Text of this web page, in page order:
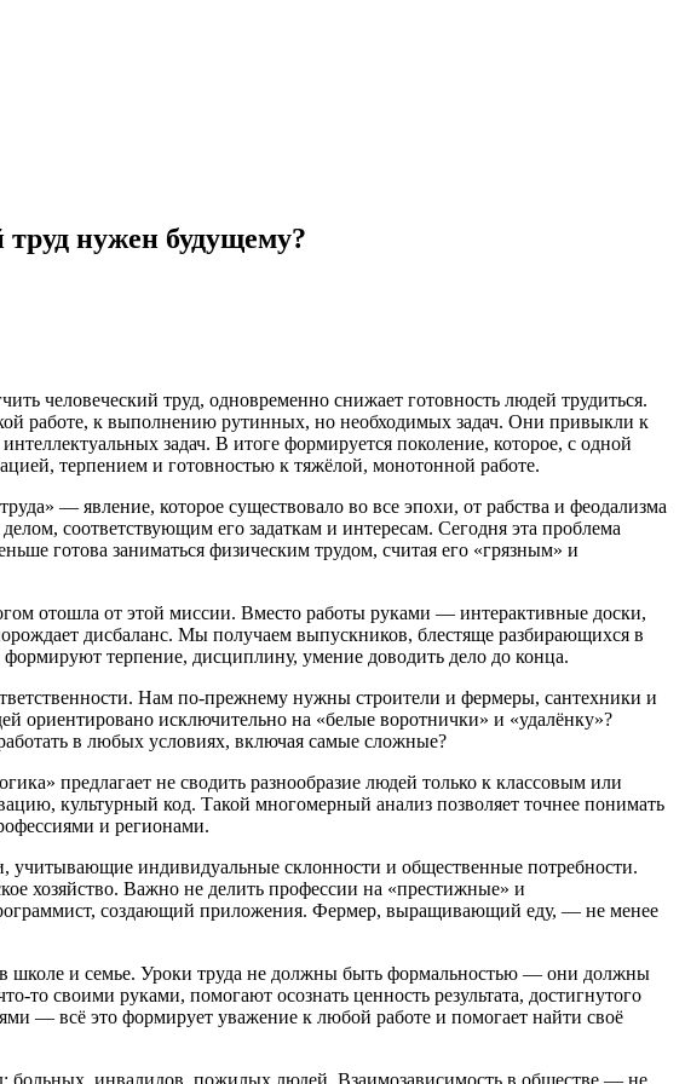
нужен будущему?
человеческий труд, одновременно снижает готовность людей трудиться.
работе, к выполнению рутинных, но необходимых задач. Они привыкли к
задач. В итоге формируется поколение, которое, с одной
терпением и готовностью к тяжёлой, монотонной работе.
— явление, которое существовало во все эпохи, от рабства и феодализма
соответствующим его задаткам и интересам. Сегодня эта проблема
готова заниматься физическим трудом, считая его «грязным» и
отошла от этой миссии. Вместо работы руками — интерактивные доски,
дисбаланс. Мы получаем выпускников, блестяще разбирающихся в
терпение, дисциплину, умение доводить дело до конца.
Нам по‑прежнему нужны строители и фермеры, сантехники и
ориентировано исключительно на «белые воротнички» и «удалёнку»?
в любых условиях, включая самые сложные?
предлагает не сводить разнообразие людей только к классовым или
культурный код. Такой многомерный анализ позволяет точнее понимать
и регионами.
учитывающие индивидуальные склонности и общественные потребности.
хозяйство. Важно не делить профессии на «престижные» и
создающий приложения. Фермер, выращивающий еду, — не менее
школе и семье. Уроки труда не должны быть формальностью — они должны
своими руками, помогают осознать ценность результата, достигнутого
— всё это формирует уважение к любой работе и помогает найти своё
больных, инвалидов, пожилых людей. Взаимозависимость в обществе — не